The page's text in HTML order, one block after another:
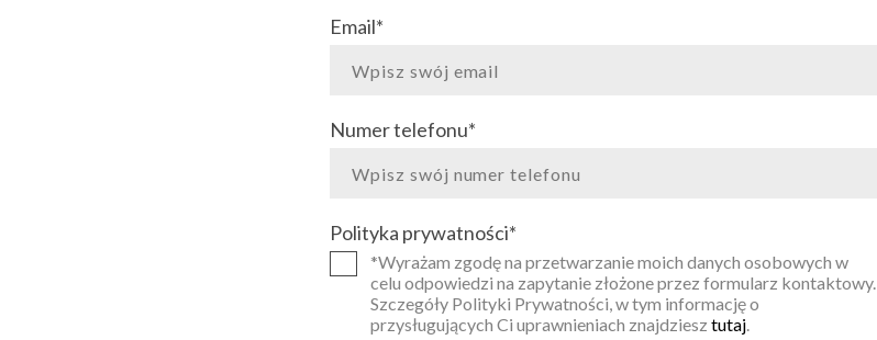
Email*
Numer telefonu*
Polityka prywatności*
*Wyrażam zgodę na przetwarzanie moich danych osobowych w
celu odpowiedzi na zapytanie złożone przez formularz kontaktowy.
Szczegóły Polityki Prywatności, w tym informację o
przysługujących Ci uprawnieniach znajdziesz tutaj.